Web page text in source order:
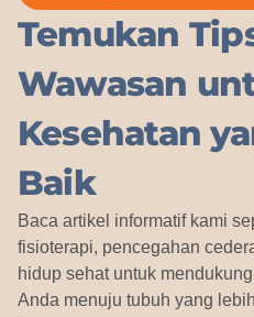
Temukan
Wawasan
Kesehatan
Baik
Baca artikel informatif kami
fisioterapi, pencegahan
hidup sehat untuk
Anda menuju tubuh yang